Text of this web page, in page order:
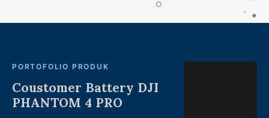
PORTOFOLIO PRODUK
Coustomer Battery DJI
PHANTOM 4 PRO